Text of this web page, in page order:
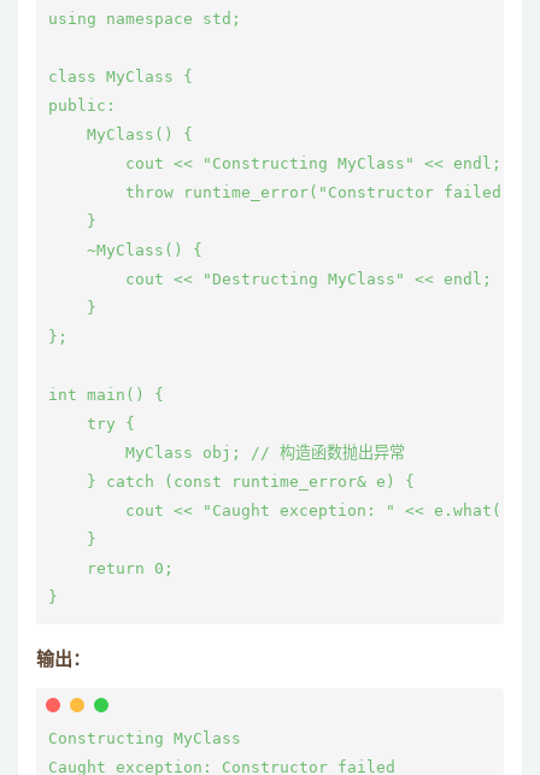
using namespace std;
class MyClass {
public:
    MyClass() {
        cout << "Constructing MyClass" << endl;
throw runtime_error("Constructor failed");
    }
    ~MyClass() {
        cout << "Destructing MyClass" << endl;
    }
};
int main() {
    try {
        MyClass obj; // 构造函数抛出异常
    } catch (const runtime_error& e) {
cout << "Caught exception: " << e.what()
    }
    return 0;
输出：
Constructing MyClass